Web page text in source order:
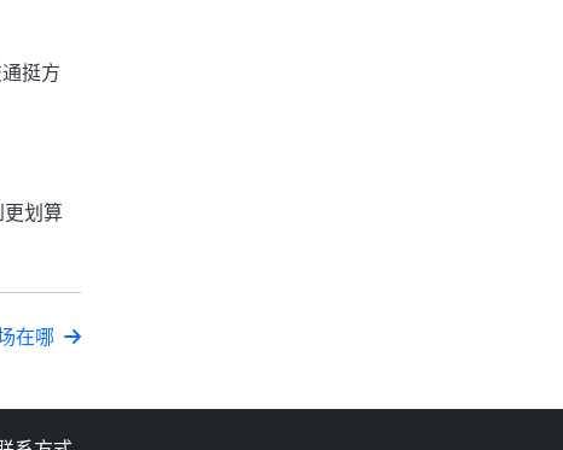
挺方
划算
在哪